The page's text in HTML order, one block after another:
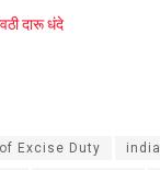
दारू धंदे
Excise Duty india